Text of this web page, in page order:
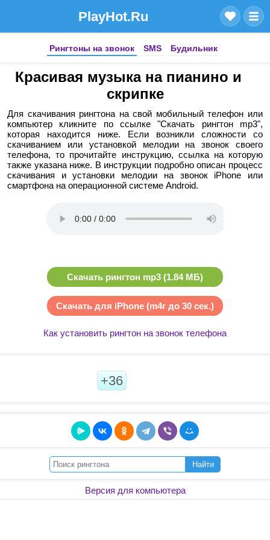
PlayHot.Ru
Рингтоны на звонок SMS Будильник
Красивая музыка на пианино и
скрипке
Для скачивания рингтона на свой мобильный телефон или
компьютер кликните по ссылке "Скачать рингтон mp3",
которая находится ниже. Если возникли сложности со
скачиванием или установкой мелодии на звонок своего
телефона, то прочитайте инструкцию, ссылка на которую
также указана ниже. В инструкции подробно описан процесс
скачивания и установки мелодии на звонок iPhone или
смартфона на операционной системе Android.
Скачать рингтон mp3 (1.84 МБ)
Скачать для iPhone (m4r до 30 сек.)
Как установить рингтон на звонок телефона
+36
Найти
Версия для компьютера